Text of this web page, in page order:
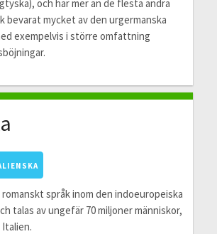
och har mer än de flesta andra
bevarat mycket av den urgermanska
exempelvis i större omfattning
språk inom den indoeuropeiska
talas av ungefär 70 miljoner människor,